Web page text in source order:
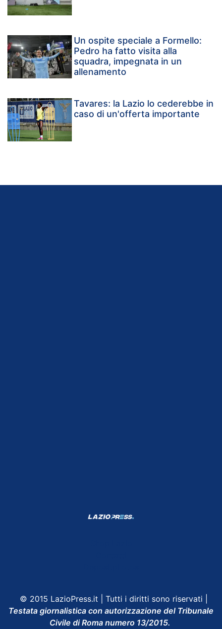
Un ospite speciale a Formello:
Pedro ha fatto visita alla
squadra, impegnata in un
allenamento
Tavares: la Lazio lo cederebbe in
caso di un'offerta importante
© 2015 LazioPress.it | Tutti i diritti sono riservati |
Testata giornalistica con autorizzazione del Tribunale
Civile di Roma numero 13/2015.